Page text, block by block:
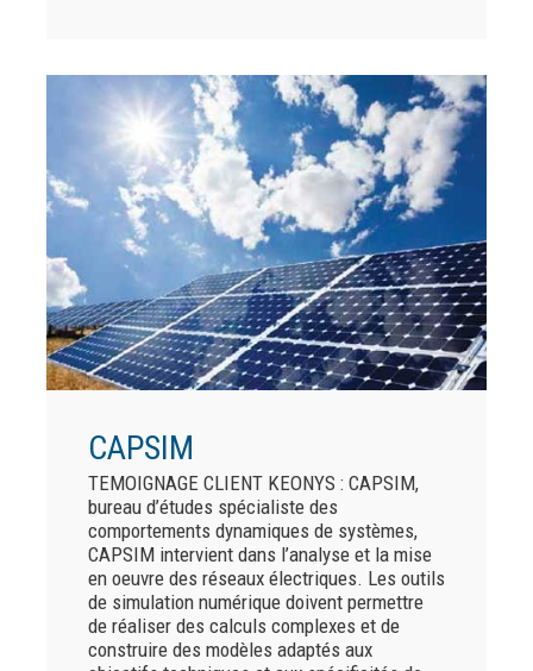
CAPSIM
TEMOIGNAGE CLIENT KEONYS : CAPSIM,
bureau d’études spécialiste des
comportements dynamiques de systèmes,
CAPSIM intervient dans l’analyse et la mise
en oeuvre des réseaux électriques. Les outils
de simulation numérique doivent permettre
de réaliser des calculs complexes et de
construire des modèles adaptés aux